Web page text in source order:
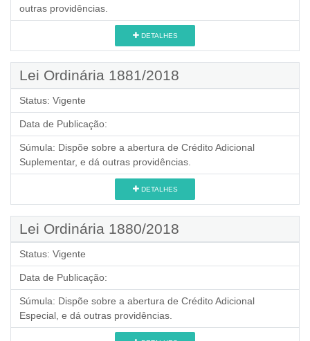
outras providências.
DETALHES
Lei Ordinária 1881/2018
Status: Vigente
Data de Publicação:
Súmula: Dispõe sobre a abertura de Crédito Adicional
Suplementar, e dá outras providências.
DETALHES
Lei Ordinária 1880/2018
Status: Vigente
Data de Publicação:
Súmula: Dispõe sobre a abertura de Crédito Adicional
Especial, e dá outras providências.